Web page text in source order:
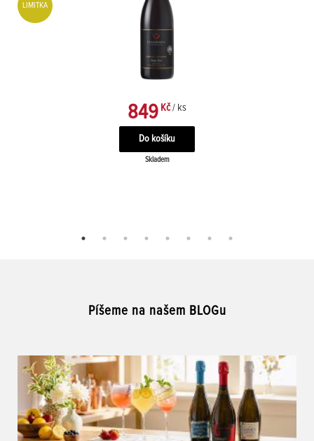
LIMITKA
849 Kč / ks
Skladem
Píšeme na našem BLOGu